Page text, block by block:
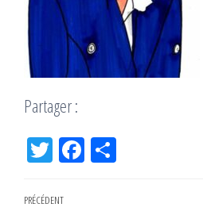
Partager :
Tw
er
Fac
Navigation
Article
PRÉCÉDENT